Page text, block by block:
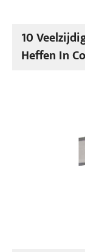
10
Heffen In